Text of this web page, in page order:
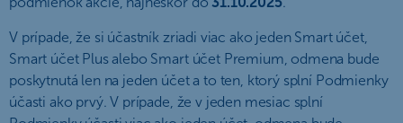
V prípade, že si účastník zriadi viac ako jeden Smart účet,
Smart účet Plus alebo Smart účet Premium, odmena bude
poskytnutá len na jeden účet a to ten, ktorý splní Podmienky
účasti ako prvý. V prípade, že v jeden mesiac splní